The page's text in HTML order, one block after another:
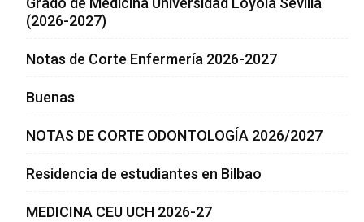
(2026-2027)
Notas de Corte Enfermería 2026-2027
Buenas
NOTAS DE CORTE ODONTOLOGÍA 2026/2027
Residencia de estudiantes en Bilbao
MEDICINA CEU UCH 2026-27